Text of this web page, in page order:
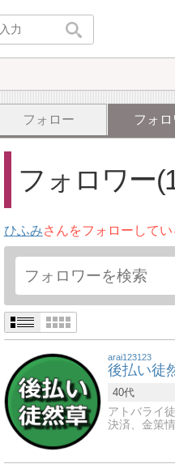
フォロー フォロ
フォロワー
ひふみさんをフォローして
arai123123
後払い徒
40代
アトバライ
決済、金策